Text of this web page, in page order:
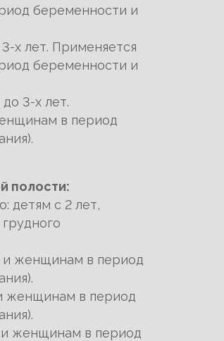
беременности и
х лет. Применяется
беременности и
3-х лет.
в период
полости:
детям с 2 лет,
женщинам в период
женщинам в период
и женщинам в период